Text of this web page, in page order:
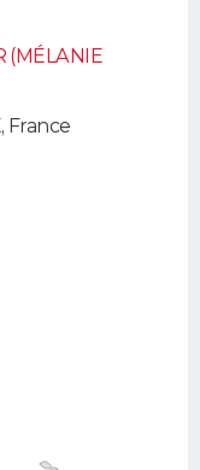
(MÉLANIE
, France